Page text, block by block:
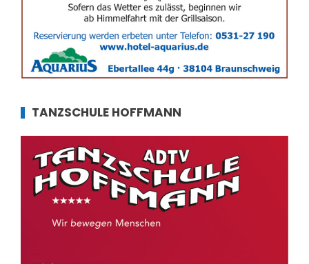
TANZSCHULE HOFFMANN